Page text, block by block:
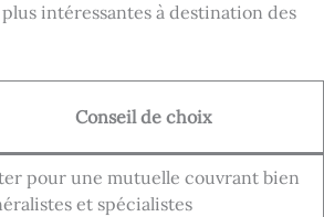
intéressantes à destination des
Conseil de choix
pour une mutuelle couvrant bien
et spécialistes